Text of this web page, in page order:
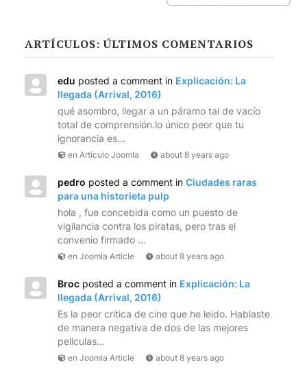
ARTÍCULOS: ÚLTIMOS COMENTARIOS
edu posted a comment in Explicación: La
llegada (Arrival, 2016)
qué asombro, llegar a un páramo tal de vacío
total de comprensión.lo único peor que tu
ignorancia es...
en Artículo Joomla about 8 years ago
pedro posted a comment in Ciudades raras
para una historieta pulp
hola , fue concebida como un puesto de
vigilancia contra los piratas, pero tras el
convenio firmado ...
en Joomla Article about 8 years ago
Broc posted a comment in Explicación: La
llegada (Arrival, 2016)
Es la peor critica de cine que he leido. Hablaste
de manera negativa de dos de las mejores
peliculas...
en Joomla Article about 8 years ago